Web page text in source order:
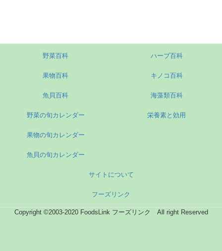
野菜百科
果物百科
魚貝百科
ハーブ百科
キノコ百科
海藻類百科
野菜の旬カレンダー
果物の旬カレンダー
魚貝の旬カレンダー
栄養素と効用
サイトについて
フーズリンク
Copyright ©2003-2020 FoodsLink フーズリンク All right Reserved